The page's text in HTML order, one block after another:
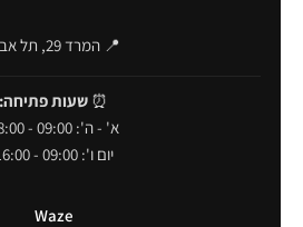
📍 המרד 29, תל אביב
⏰ שעות פתיחה:
א' - ה': 09:00 - 18:00
יום ו': 09:00 - 16:00
Waze